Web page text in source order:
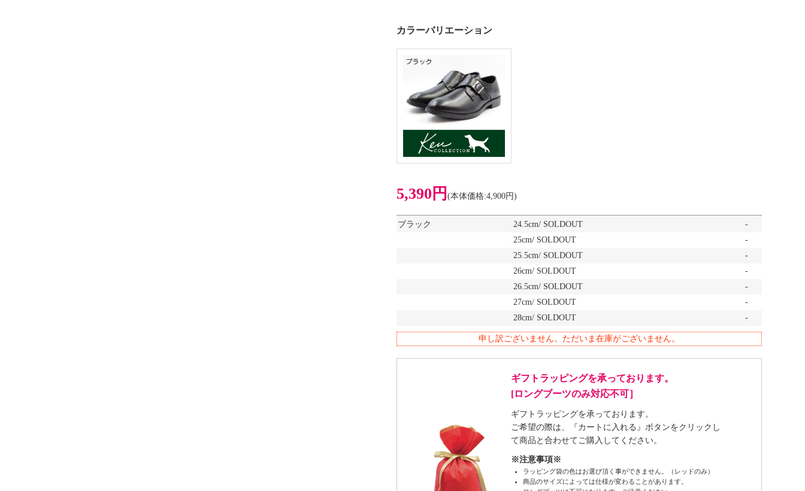
カラーバリエーション
5,390円 (本体価格:4,900円)
ブラック 24.5cm/ SOLDOUT
-
25cm/ SOLDOUT
-
25.5cm/ SOLDOUT
-
26cm/ SOLDOUT
-
26.5cm/ SOLDOUT
-
27cm/ SOLDOUT
-
28cm/ SOLDOUT
-
申し訳ございません。ただいま在庫がございません。
ギフトラッピングを承っております。
[ロングブーツのみ対応不可］
ギフトラッピングを承っております。
ご希望の際は、『カートに入れる』ボタンをクリックし
て商品と合わせてご購入してください。
※注意事項※
ラッピング袋の色はお選び頂く事ができません。（レッドのみ）
商品のサイズによっては仕様が変わることがあります。